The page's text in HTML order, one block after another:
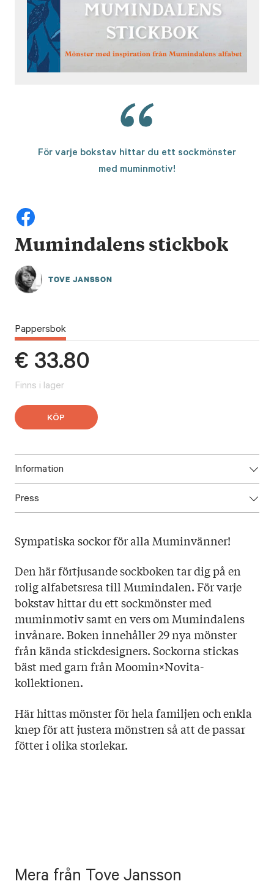
För varje bokstav hittar du ett sockmönster
med muminmotiv!
Mumindalens stickbok
TOVE JANSSON
Pappersbok
€ 33.80
Finns i lager
KÖP
Information
ISBN: 9789523335875
Språk: svenska
Sidantal: 174
Format: Kartonnage
Press
Sympatiska sockor för alla Muminvänner!
Den här förtjusande sockboken tar dig på en
rolig alfabetsresa till Mumindalen. För varje
bokstav hittar du ett sockmönster med
muminmotiv samt en vers om Mumindalens
invånare. Boken innehåller 29 nya mönster
från kända stickdesigners. Sockorna stickas
bäst med garn från Moomin×Novita-
kollektionen.
Här hittas mönster för hela familjen och enkla
knep för att justera mönstren så att de passar
fötter i olika storlekar.
Mera från Tove Jansson